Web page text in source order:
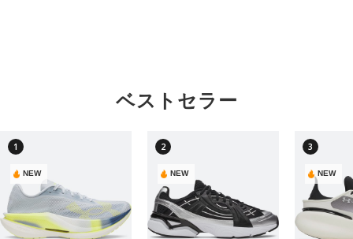
ベストセラー
1
NEW
2
NEW
3
NEW